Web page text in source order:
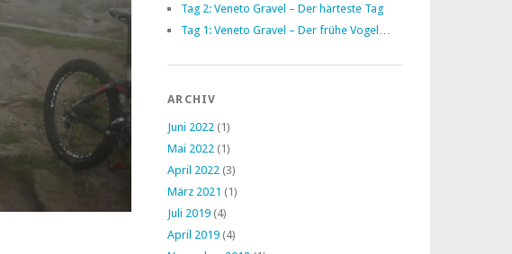
Tag 2: Veneto Gravel – Der härteste Tag
Tag 1: Veneto Gravel – Der frühe Vogel…
ARCHIV
Juni 2022 (1)
Mai 2022 (1)
April 2022 (3)
März 2021 (1)
Juli 2019 (4)
April 2019 (4)